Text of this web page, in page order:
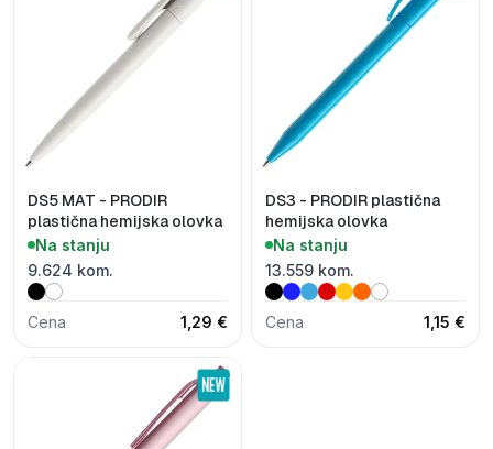
DS5 MAT - PRODIR
plastična hemijska olovka
Na stanju
9.624 kom.
Cena 1,29 €
DS3 - PRODIR plastična
hemijska olovka
Na stanju
13.559 kom.
Cena 1,15 €